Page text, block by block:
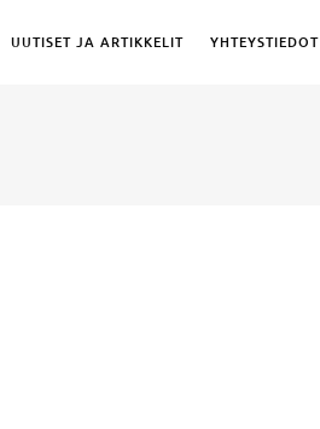
UUTISET JA ARTIKKELIT YHTEYSTIEDOT